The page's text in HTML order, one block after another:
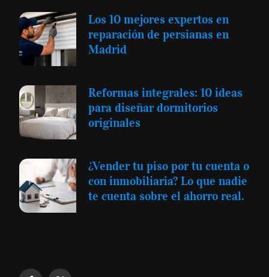
Los 10 mejores expertos en
reparación de persianas en
Madrid
Reformas integrales: 10 ideas
para diseñar dormitorios
originales
¿Vender tu piso por tu cuenta o
con inmobiliaria? Lo que nadie
te cuenta sobre el ahorro real.